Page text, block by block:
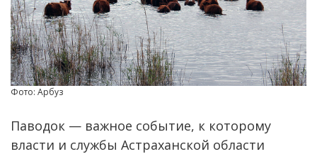
Фото: Арбуз
Паводок — важное событие, к которому
власти и службы Астраханской области